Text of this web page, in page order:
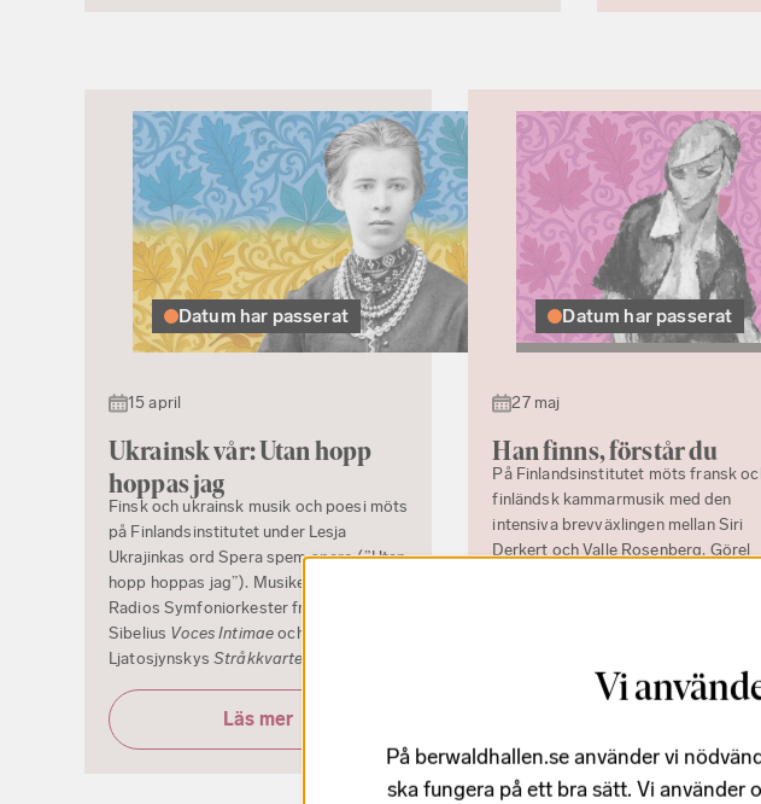
Datum har passerat
15 april
Ukrainsk vår: Utan hopp
hoppas jag
Finsk och ukrainsk musik och poesi möts
på Finlandsinstitutet under Lesja
Ukrajinkas ord Spera spem spero (”Utan
hopp hoppas jag”). Musiker ur Sveriges
Radios Symfoniorkester framför
Sibelius Voces Intimaeoch
Ljatosjynskys Stråkkvartett nr 4
Läs mer
Datum har passerat
27 maj
Han finns, förstår du
På Finlandsinstitutet möts fransk
finländsk kammarmusik med den
intensiva brevväxlingen mellan Siri
Derkert och Valle Rosenberg. Görel
Vi
På berwaldhallen.se använder vi
ska fungera på ett bra sätt. Vi använder